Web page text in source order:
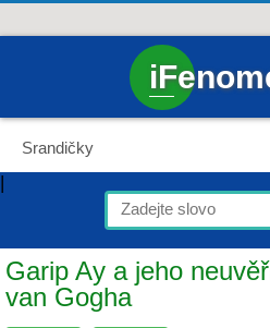
Srandičky
|
Garip Ay a jeho
van Gogha